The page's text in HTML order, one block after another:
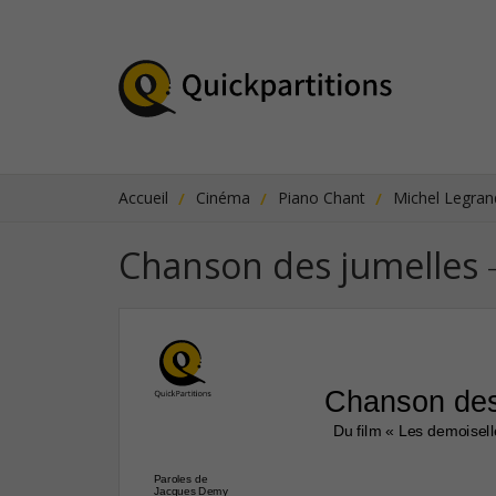
Accueil Cinéma Piano Chant Michel
Chanson des jumelles -
Paroles de
Jacques Demy
Chanson
Du film « Les